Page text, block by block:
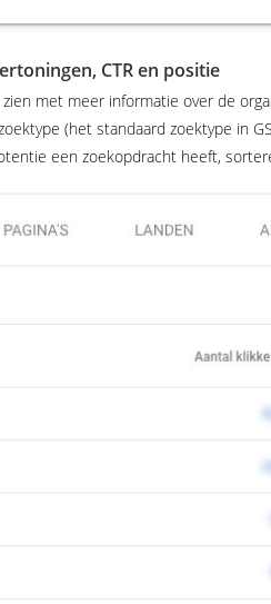
CTR en positie
met meer informatie over de
(het standaard zoektype in
een zoekopdracht heeft,